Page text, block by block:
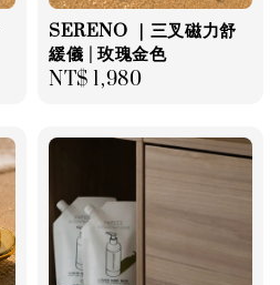
SERENO ｜三叉磁力舒
緩儀 | 玫瑰金色
Regular
NT$ 1,980